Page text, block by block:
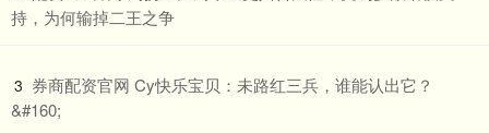
持，为何输掉二王之争
3 ​券商配资官网 Cy快乐宝贝：未路红三兵，谁能认出它？
&#160;